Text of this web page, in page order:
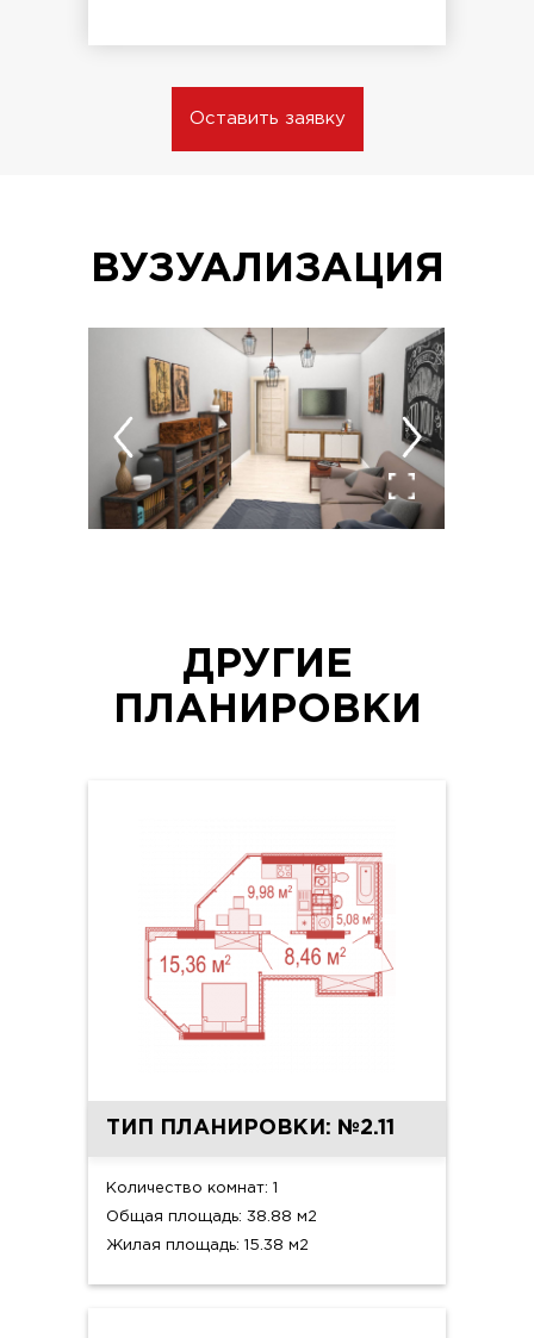
Оставить заявку
ВУЗУАЛИЗАЦИЯ
ДРУГИЕ
ПЛАНИРОВКИ
ТИП ПЛАНИРОВКИ: №2.11
Количество комнат: 1
Общая площадь: 38.88 м2
Жилая площадь: 15.38 м2